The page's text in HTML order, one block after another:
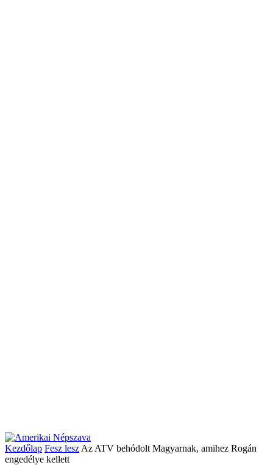
Kezdőlap Fesz lesz Az ATV behódolt Magyarnak, amihez Rogán
engedélye kellett